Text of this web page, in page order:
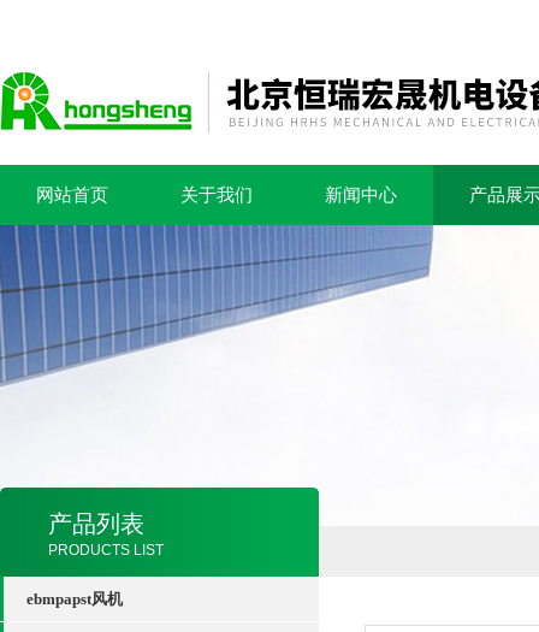
网站首页 关于我们 新闻中心 产品展
产品列表
PRODUCTS LIST
ebmpapst风机